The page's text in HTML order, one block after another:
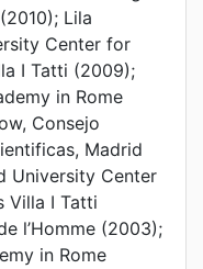
Lila
Center for
I Tatti (2009);
in Rome
Consejo
Madrid
University Center
Villa I Tatti
l’Homme (2003);
in Rome